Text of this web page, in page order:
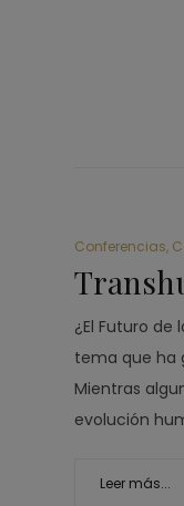
Conferencias,
¿El Futuro de
tema que ha
Mientras
evolución
Leer más...